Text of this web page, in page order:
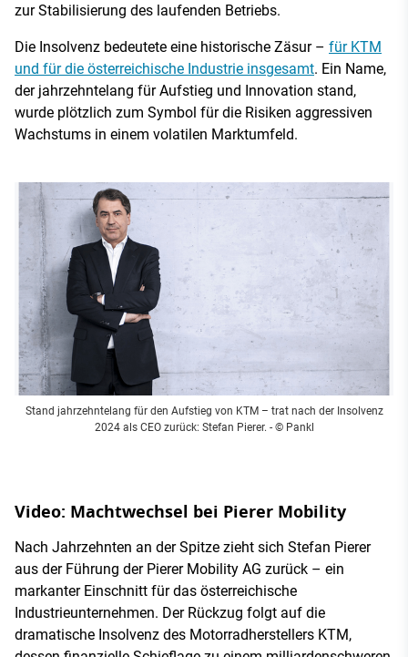
zur Stabilisierung des laufenden Betriebs.
Die Insolvenz bedeutete eine historische Zäsur – für KTM
und für die österreichische Industrie insgesamt. Ein Name,
der jahrzehntelang für Aufstieg und Innovation stand,
wurde plötzlich zum Symbol für die Risiken aggressiven
Wachstums in einem volatilen Marktumfeld.
Stand jahrzehntelang für den Aufstieg von KTM – trat nach der Insolvenz
2024 als CEO zurück: Stefan Pierer. - © Pankl
Video: Machtwechsel bei Pierer Mobility
Nach Jahrzehnten an der Spitze zieht sich Stefan Pierer
aus der Führung der Pierer Mobility AG zurück – ein
markanter Einschnitt für das österreichische
Industrieunternehmen. Der Rückzug folgt auf die
dramatische Insolvenz des Motorradherstellers KTM,